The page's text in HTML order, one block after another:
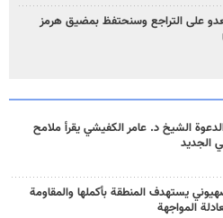
على التراجع وسنحتفظ بمضيق هرمز
الشيخ د. عامر الكفيشي يقرأ ملامح
الجديد
يستهدف المنطقة بأكملها والمقاومة
المواجهة